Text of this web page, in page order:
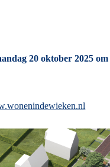
20 oktober 2025 om